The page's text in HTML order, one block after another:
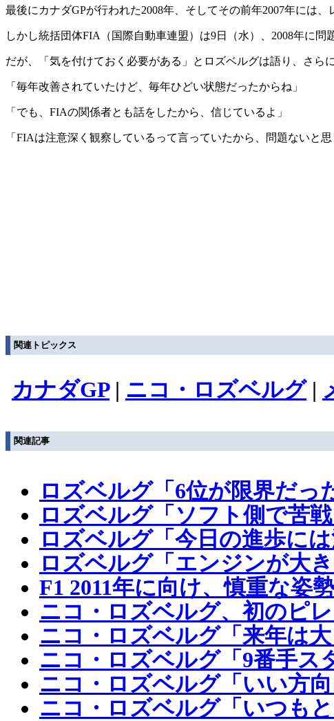
最後にカナダGPが行われた2008年、そしてその前年2007年には
しかし統括団体FIA（国際自動車連盟）は9日（水）、2008年に問
だが、「気を付けておく必要がある」とロズベルグは語り、さらに
「毎年改善されていたけど、毎年ひどい状態だったからね」
「でも、FIAの関係者とも話をしたから、信じているよ」
「FIAは注意深く観察しているって言っていたから、問題ないと思
関連トピックス
カナダGP| ニコ・ロズベルグ|
関連記事
ロズベルグ「6位が限界だっ
ロズベルグ「ソフト側で苦
ロズベルグ「今日の進歩に
ロズベルグ「エンジンが大
F1 2011年に向け、慎重な姿
ニコ・ロズベルグ、初のピ
ニコ・ロズベルグ「来年は
ニコ・ロズベルグ「9番手ス
ニコ・ロズベルグ「いい方
ニコ・ロズベルグ「いつも